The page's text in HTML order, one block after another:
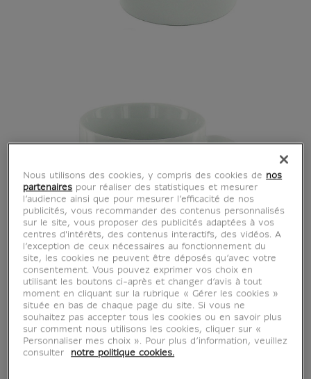
Mug Joconde
Nous utilisons des cookies, y compris des cookies de nos
partenaires pour réaliser des statistiques et mesurer
l’audience ainsi que pour mesurer l’efficacité de nos
publicités, vous recommander des contenus personnalisés
sur le site, vous proposer des publicités adaptées à vos
centres d'intérêts, des contenus interactifs, des vidéos. A
l’exception de ceux nécessaires au fonctionnement du
site, les cookies ne peuvent être déposés qu’avec votre
consentement. Vous pouvez exprimer vos choix en
utilisant les boutons ci-après et changer d’avis à tout
moment en cliquant sur la rubrique « Gérer les cookies »
située en bas de chaque page du site. Si vous ne
souhaitez pas accepter tous les cookies ou en savoir plus
sur comment nous utilisons les cookies, cliquer sur «
Personnaliser mes choix ». Pour plus d’information, veuillez
consulter
notre politique cookies.